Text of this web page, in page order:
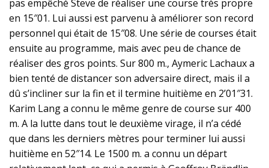
pas empêché Steve de réaliser une course très propre
en 15″01. Lui aussi est parvenu à améliorer son record
personnel qui était de 15″08. Une série de courses était
ensuite au programme, mais avec peu de chance de
réaliser des gros points. Sur 800 m., Aymeric Lachaux a
bien tenté de distancer son adversaire direct, mais il a
dû s’incliner sur la fin et il termine huitième en 2’01″31.
Karim Lang a connu le même genre de course sur 400
m. A la lutte dans tout le deuxième virage, il n’a cédé
que dans les derniers mètres pour terminer lui aussi
huitième en 52″14. Le 1500 m. a connu un départ